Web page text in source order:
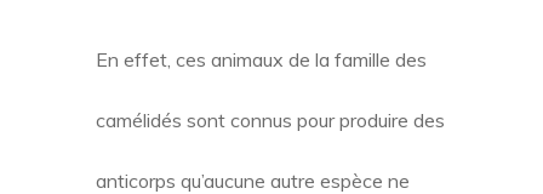
En effet, ces animaux de la famille des
camélidés sont connus pour produire des
anticorps qu’aucune autre espèce ne